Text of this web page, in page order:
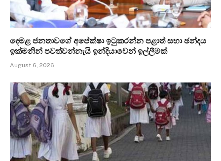
දෙමළ ජනතාවගේ අපේක්ෂා ඉටුකරන්න පළාත් සභා ඡන්දය
ඉක්මනින් පවත්වන්නැයි ඉන්දියාවෙන් ඉල්ලීමක්
August 6, 2026